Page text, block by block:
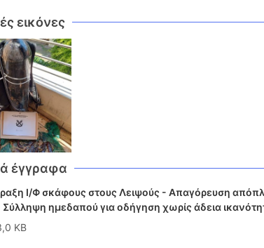
εικόνες
έγγραφα
Ι/Φ σκάφους στους Λειψούς - Απαγόρευση
ημεδαπού για οδήγηση χωρίς άδεια
KB